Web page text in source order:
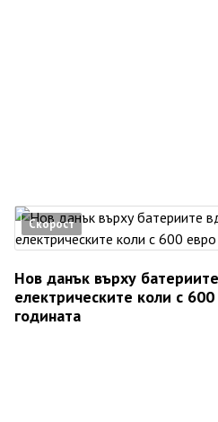
Скорост
Нов данък върху
електрическите коли с
годината